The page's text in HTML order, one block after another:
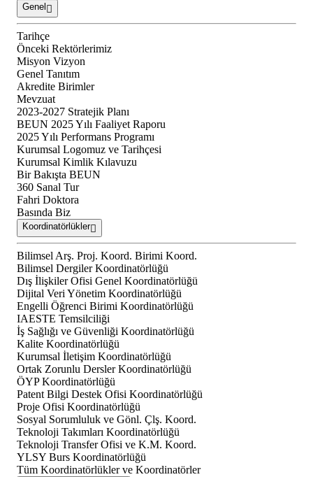
Genel
Tarihçe
Önceki Rektörlerimiz
Misyon Vizyon
Genel Tanıtım
Akredite Birimler
Mevzuat
2023-2027 Stratejik Planı
BEUN 2025 Yılı Faaliyet Raporu
2025 Yılı Performans Programı
Kurumsal Logomuz ve Tarihçesi
Kurumsal Kimlik Kılavuzu
Bir Bakışta BEUN
360 Sanal Tur
Fahri Doktora
Basında Biz
Koordinatörlükler
Bilimsel Arş. Proj. Koord. Birimi Koord.
Bilimsel Dergiler Koordinatörlüğü
Dış İlişkiler Ofisi Genel Koordinatörlüğü
Dijital Veri Yönetim Koordinatörlüğü
Engelli Öğrenci Birimi Koordinatörlüğü
IAESTE Temsilciliği
İş Sağlığı ve Güvenliği Koordinatörlüğü
Kalite Koordinatörlüğü
Kurumsal İletişim Koordinatörlüğü
Ortak Zorunlu Dersler Koordinatörlüğü
ÖYP Koordinatörlüğü
Patent Bilgi Destek Ofisi Koordinatörlüğü
Proje Ofisi Koordinatörlüğü
Sosyal Sorumluluk ve Gönl. Çlş. Koord.
Teknoloji Takımları Koordinatörlüğü
Teknoloji Transfer Ofisi ve K.M. Koord.
YLSY Burs Koordinatörlüğü
Tüm Koordinatörlükler ve Koordinatörler